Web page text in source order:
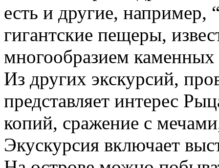
есть и другие,
гигантские пещеры,
многообразием каменных
Из других экскурсий,
представляет интерес
копий, сражение с
Экускурсия включает